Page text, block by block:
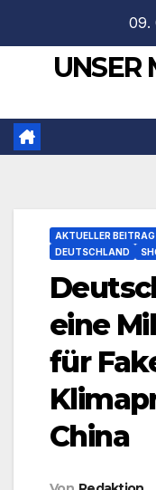
springen
09.
UNSER
AKTUELLER BEITRAG
DEUTSCHLAND
eine
für
China